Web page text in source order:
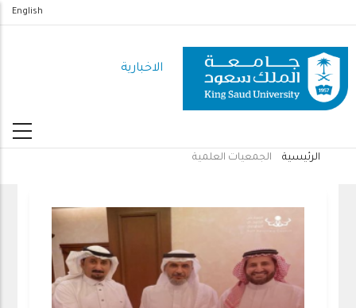
المحتوى
الرئيسي
English
الاخبارية
الرئيسية الجمعيات العلمية